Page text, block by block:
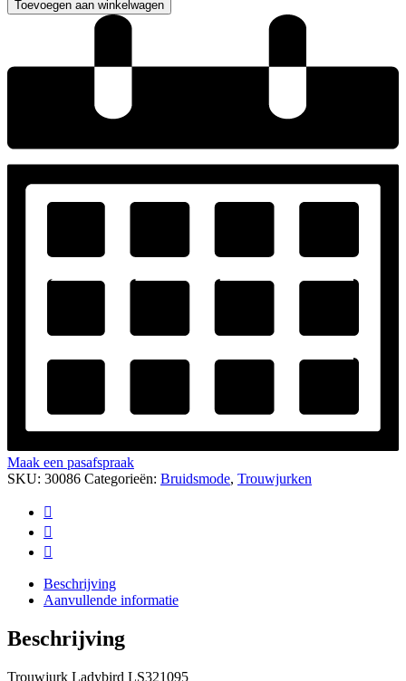
trouwjurk
Toevoegen aan winkelwagen
Maak een pasafspraak
SKU: 30086 Categorieën: Bruidsmode, Trouwjurken
Beschrijving
Aanvullende informatie
Beschrijving
Trouwjurk Ladybird LS321095